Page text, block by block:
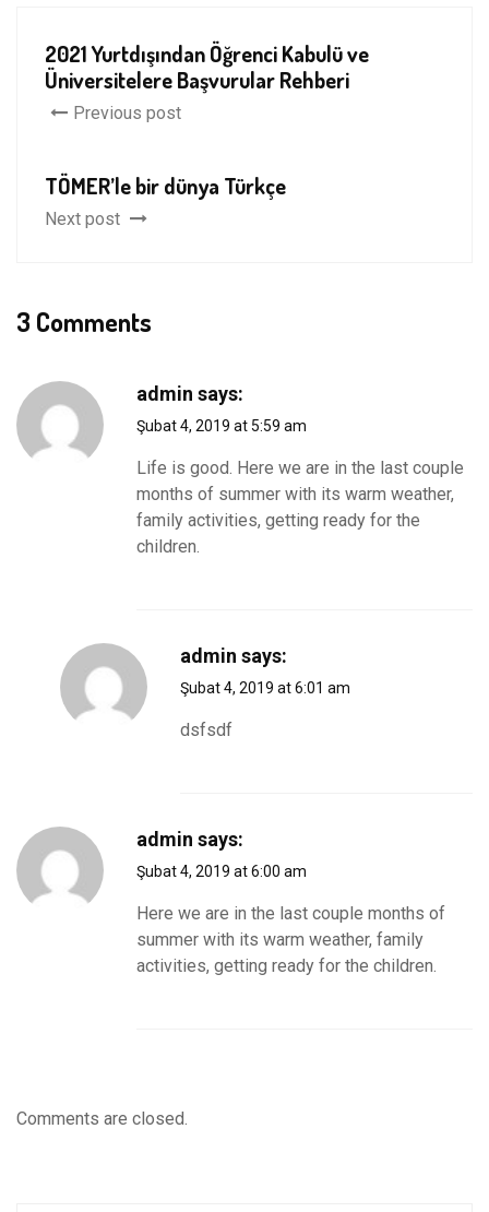
2021 Yurtdışından Öğrenci Kabulü ve
Üniversitelere Başvurular Rehberi
Previous post
TÖMER’le bir dünya Türkçe
Next post
3 Comments
admin says:
Şubat 4, 2019 at 5:59 am
Life is good. Here we are in the last couple
months of summer with its warm weather,
family activities, getting ready for the
children.
admin says:
Şubat 4, 2019 at 6:01 am
dsfsdf
admin says:
Şubat 4, 2019 at 6:00 am
Here we are in the last couple months of
summer with its warm weather, family
activities, getting ready for the children.
Comments are closed.